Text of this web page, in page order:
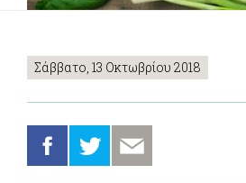
Σάββατο, 13 Οκτωβρίου 2018